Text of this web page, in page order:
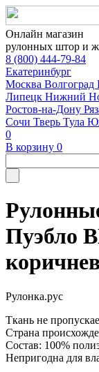
Онлайн магазин
рулонных штор и
8 (800) 444-79-84
Екатеринбург
Москва Волгоград
Липецк Нижний
Ростов-на-Дону
Сочи Тверь Тула
0
В корзину 0
Пуэбло
Рулонка.рус
Ткань не
Страна
Состав: 100%
Непригодна для